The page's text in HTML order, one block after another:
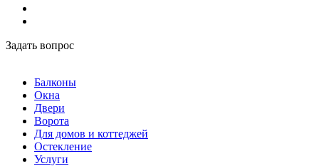
Задать вопрос
Балконы
Окна
Двери
Ворота
Для домов и коттеджей
Остекление
Услуги